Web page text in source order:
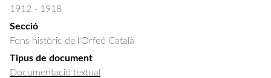
1912 - 1918
Secció
Fons històric de l'Orfeó Català
Tipus de document
Documentació textual